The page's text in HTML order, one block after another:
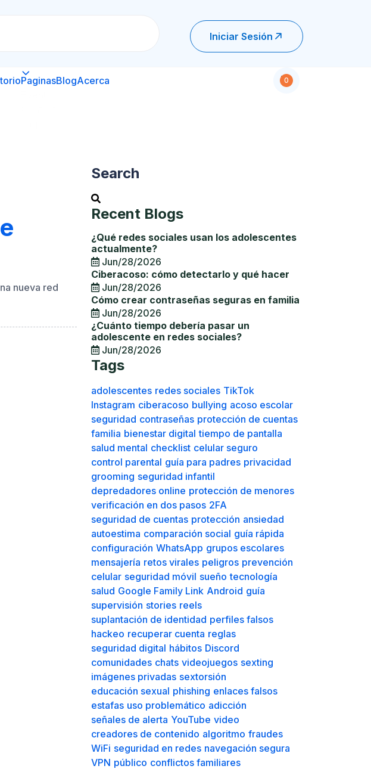
Iniciar Sesión
Search
Recent Blogs
¿Qué redes sociales usan los adolescentes
actualmente?
Jun/28/2026
Ciberacoso: cómo detectarlo y qué hacer
Jun/28/2026
Cómo crear contraseñas seguras en familia
Jun/28/2026
¿Cuánto tiempo debería pasar un
adolescente en redes sociales?
Tags
adolescentes redes sociales TikTok
Instagram ciberacoso bullying acoso escolar
seguridad contraseñas protección de cuentas
familia bienestar digital tiempo de pantalla
salud mental checklist celular seguro
control parental guía para padres privacidad
grooming seguridad infantil
depredadores online protección de menores
verificación en dos pasos 2FA
seguridad de cuentas protección ansiedad
autoestima comparación social guía rápida
configuración WhatsApp grupos escolares
mensajería retos virales peligros prevención
celular seguridad móvil sueño
salud Google Family Link Android guía
supervisión stories reels
suplantación de identidad perfiles falsos
hackeo recuperar cuenta reglas
seguridad digital hábitos Discord
comunidades chats videojuegos sexting
imágenes privadas sextorsión
educación sexual phishing enlaces falsos
estafas uso problemático adicción
señales de alerta YouTube video
creadores de contenido algoritmo